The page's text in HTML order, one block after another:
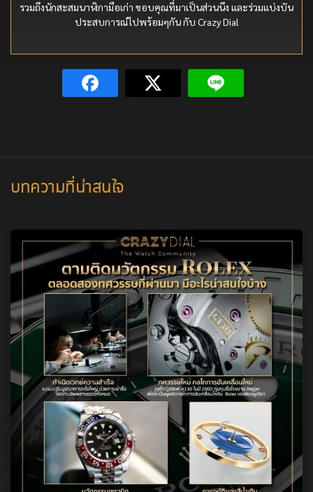
รวมถึงนักสะสมนาฬิกามือเก่า ขอบคุณที่มาเป็นส่วนนึง และร่วมแบ่งบัน
ประสบการณ์ไปพร้อมๆกัน กับ Crazy Dial
บทความที่น่าสนใจ